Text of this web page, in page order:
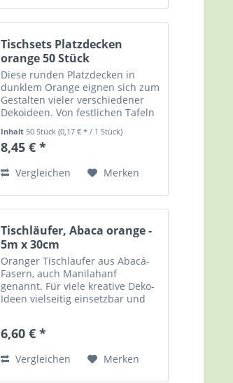
Tischsets Platzdecken
orange 50 Stück
Diese runden Platzdecken in
dunklem Orange eignen sich zum
Gestalten vieler verschiedener
Dekoideen. Von festlichen Tafeln
bis hin zu schaurigen Halloween
Tischdekorationen. Runde
Inhalt 50 Stück(0,17 € * / 1 Stück)
8,45 € *
Vergleichen Merken
Tischläufer, Abaca orange -
5m x 30cm
Oranger Tischläufer aus Abacá-
Fasern, auch Manilahanf
genannt. Für viele kreative Deko-
Ideen vielseitig einsetzbar und
Festen & Feiern. Oder auch
6,60 € *
Vergleichen Merken